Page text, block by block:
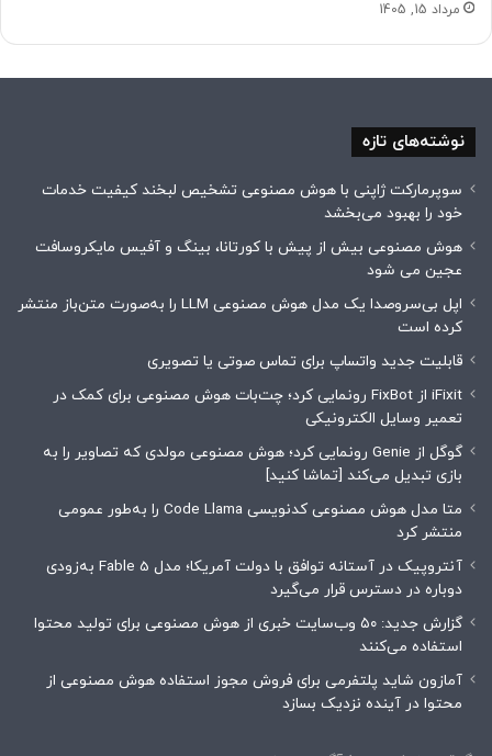
مرداد 15, 1405
نوشته‌های تازه
سوپرمارکت ژاپنی با هوش مصنوعی تشخیص لبخند کیفیت خدمات
خود را بهبود می‌بخشد
هوش مصنوعی بیش از پیش با کورتانا، بینگ و آفیس مایکروسافت
عجین می شود
اپل بی‌سروصدا یک مدل هوش مصنوعی LLM را به‌صورت متن‌باز منتشر
کرده است
قابلیت جدید واتساپ برای تماس صوتی یا تصویری
iFixit از FixBot رونمایی کرد؛ چت‌بات هوش مصنوعی برای کمک در
تعمیر وسایل الکترونیکی
گوگل از Genie رونمایی کرد؛ هوش مصنوعی مولدی که تصاویر را به
بازی تبدیل می‌کند [تماشا کنید]
متا مدل هوش مصنوعی کدنویسی Code Llama را به‌طور عمومی
منتشر کرد
آنتروپیک در آستانه توافق با دولت آمریکا؛ مدل Fable 5 به‌زودی
دوباره در دسترس قرار می‌گیرد
گزارش جدید: ۵۰ وب‌سایت خبری از هوش مصنوعی برای تولید محتوا
استفاده می‌کنند
آمازون شاید پلتفرمی برای فروش مجوز استفاده هوش مصنوعی از
محتوا در آینده نزدیک بسازد